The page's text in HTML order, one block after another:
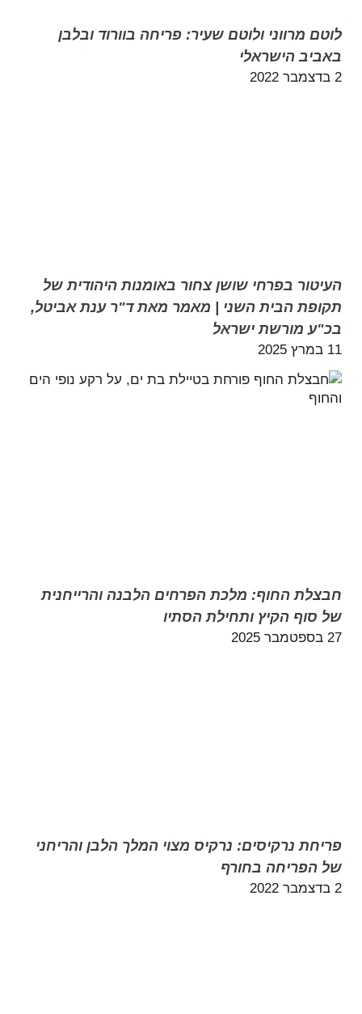
לוטם מרווני ולוטם שעיר: פריחה בוורוד ובלבן
באביב הישראלי
2 בדצמבר 2022
העיטור בפרחי שושן צחור באומנות היהודית של
תקופת הבית השני | מאמר מאת ד"ר ענת אביטל,
בכ"ע מורשת ישראל
11 במרץ 2025
חבצלת החוף: מלכת הפרחים הלבנה והרייחנית
של סוף הקיץ ותחילת הסתיו
27 בספטמבר 2025
פריחת נרקיסים: נרקיס מצוי המלך הלבן והריחני
של הפריחה בחורף
2 בדצמבר 2022